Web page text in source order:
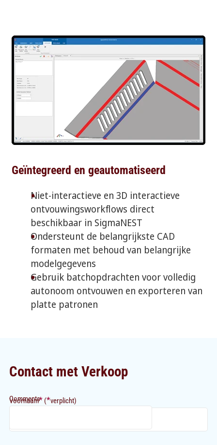
Geïntegreerd en geautomatiseerd
Niet-interactieve en 3D interactieve
ontvouwingsworkflows direct
beschikbaar in SigmaNEST
Ondersteunt de belangrijkste CAD
formaten met behoud van belangrijke
modelgegevens
Gebruik batchopdrachten voor volledig
autonoom ontvouwen en exporteren van
platte patronen
Contact met Verkoop
Comments
Voornaam* (*verplicht)